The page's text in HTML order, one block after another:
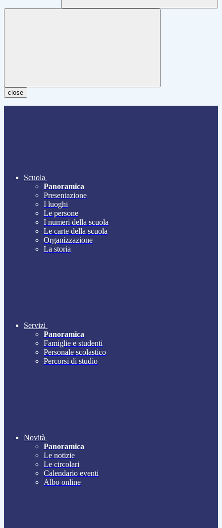
close
Scuola
Panoramica
Presentazione
I luoghi
Le persone
I numeri della scuola
Le carte della scuola
Organizzazione
La storia
Servizi
Panoramica
Famiglie e studenti
Personale scolastico
Percorsi di studio
Novità
Panoramica
Le notizie
Le circolari
Calendario eventi
Albo online